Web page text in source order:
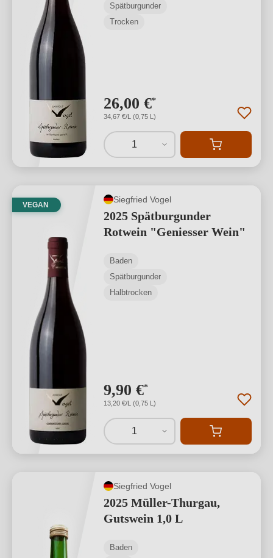
Spätburgunder
Trocken
26,00 €*
34,67 €/L (0,75 L)
1
VEGAN
Siegfried Vogel
2025 Spätburgunder
Rotwein "Geniesser Wein"
Baden
Spätburgunder
Halbtrocken
9,90 €*
13,20 €/L (0,75 L)
1
Siegfried Vogel
2025 Müller-Thurgau,
Gutswein 1,0 L
Baden